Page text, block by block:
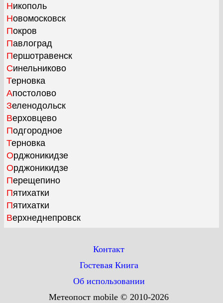
Никополь
Новомосковск
Покров
Павлоград
Першотравенск
Синельниково
Терновка
Апостолово
Зеленодольск
Верховцево
Подгородное
Терновка
Орджоникидзе
Орджоникидзе
Перещепино
Пятихатки
Пятихатки
Верхнеднепровск
Контакт
Гостевая Книга
Об использовании
Метеопост mobile © 2010-2026